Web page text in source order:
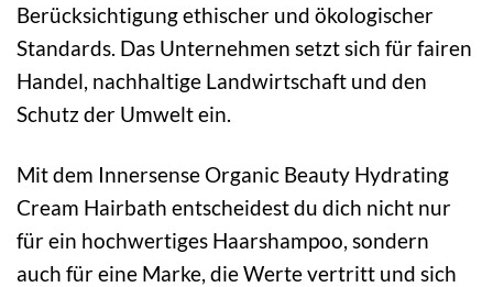
Berücksichtigung ethischer und ökologischer
Standards. Das Unternehmen setzt sich für fairen
Handel, nachhaltige Landwirtschaft und den
Schutz der Umwelt ein.
Mit dem Innersense Organic Beauty Hydrating
Cream Hairbath entscheidest du dich nicht nur
für ein hochwertiges Haarshampoo, sondern
auch für eine Marke, die Werte vertritt und sich